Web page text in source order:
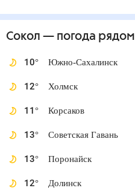
Сокол — погода рядом
10° Южно-Сахалинск
12° Холмск
11° Корсаков
13° Советская Гавань
13° Поронайск
12° Долинск